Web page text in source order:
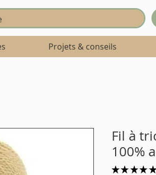
Projets & conseils
Fil à
100%
★ ★ ★ ★ ★